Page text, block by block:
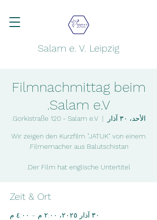
Salam e. V. Leipzig
Filmnachmittag beim
Salam e.V.
الأحد، ٣٠ آذار
  |
Gorkistraße 120 - Salam e.V.
Wir zeigen den Kurzfilm "JATUK" von einem
Der Film hat englische Untertitel.
Zeit & Ort
٣٠ آذار ٢٠٢٥، ٢:٠٠ م – ٤:٠٠ م